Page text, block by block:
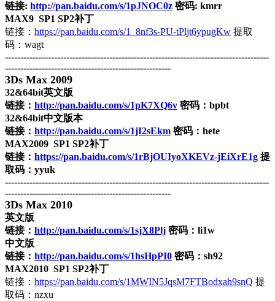
链接: http://pan.baidu.com/s/1pJNOC0z 密码: kmrr
MAX9 SP1 SP2补丁
链接： https://pan.baidu.com/s/1_8nf3s-PU-tPljt6ypugKw 提取
码：wagt
--------------------------------------------------------------------------------------
------------------------------------------------------
3Ds Max 2009
32&64bit英文版
链接： http://pan.baidu.com/s/1pK7XQ6v 密码：bpbt
32&64bit中文版本
链接： http://pan.baidu.com/s/1jI2sEkm 密码：hete
MAX2009 SP1 SP2补丁
链接： https://pan.baidu.com/s/1rBjOUIyoXKEVz-jEiXrE1g 提
取码：yyuk
--------------------------------------------------------------------------------------
------------------------------------------------------
3Ds Max 2010
英文版
链接： http://pan.baidu.com/s/1sjX8Plj 密码：li1w
中文版
链接： http://pan.baidu.com/s/1hsHpPI0 密码：sh92
MAX2010 SP1 SP2补丁
链接： https://pan.baidu.com/s/1MWIN5JqsM7FTBodxah9snQ 提
取码：nzxu